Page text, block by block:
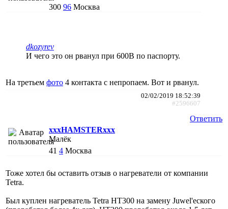
300 96 Москва
dkozyrev
И чего это он рванул при 600В по паспорту.
На третьем фото 4 контакта с непропаем. Вот и рванул.
02/02/2019 18:52:39
#2596607
Ответить
xxxHAMSTERxxx
Малёк
41 4 Москва
Тоже хотел бы оставить отзыв о нагреватели от компании
Tetra.
Был куплен нагреватель Tetra HT300 на замену Juwel'еского